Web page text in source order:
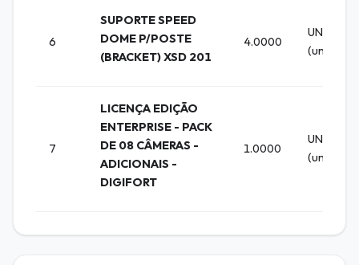
6
SUPORTE SPEED
DOME P/POSTE
(BRACKET) XSD 201
4.0000
UNIDADE
(un)
7
LICENÇA EDIÇÃO
ENTERPRISE - PACK
DE 08 CÂMERAS -
ADICIONAIS -
DIGIFORT
1.0000
UNIDADE
(un)